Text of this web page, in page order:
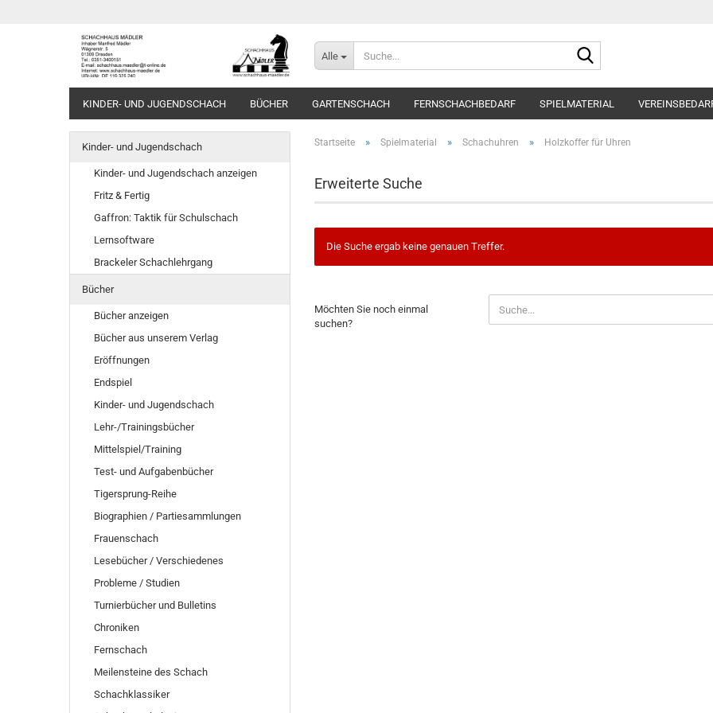
Alle
KINDER- UND JUGENDSCHACH BÜCHER GARTENSCHACH FERNSCHACHBEDARF SPIELMATERIAL
Startseite » Spielmaterial » Schachuhren » Holzkoffer für Uhren
Erweiterte Suche
Die Suche ergab keine genauen Treffer.
SIE
NOCH
Möchten Sie noch einmal
suchen?
Kinder- und Jugendschach
Kinder- und Jugendschach anzeigen
Fritz & Fertig
Gaffron: Taktik für Schulschach
Lernsoftware
Brackeler Schachlehrgang
Bücher
Bücher anzeigen
Bücher aus unserem Verlag
Eröffnungen
Endspiel
Kinder- und Jugendschach
Lehr-/Trainingsbücher
Mittelspiel/Training
Test- und Aufgabenbücher
Tigersprung-Reihe
Biographien / Partiesammlungen
Frauenschach
Lesebücher / Verschiedenes
Probleme / Studien
Turnierbücher und Bulletins
Chroniken
Fernschach
Meilensteine des Schach
Schachklassiker